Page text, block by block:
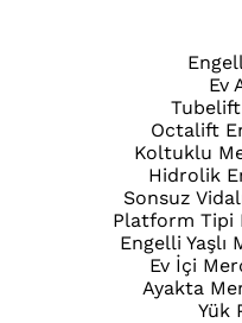
Ev
Tubelift
Octalift
Koltuklu
Hidrolik
Sonsuz
Platform Tipi
Engelli Yaşlı
Ev İçi
Ayakta
Yük